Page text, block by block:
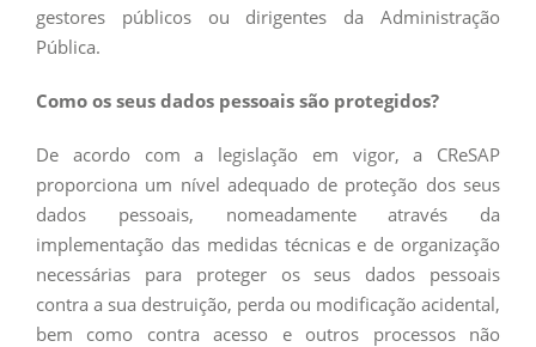
gestores públicos ou dirigentes da Administração
Pública.
Como os seus dados pessoais são protegidos?
De acordo com a legislação em vigor, a CReSAP
proporciona um nível adequado de proteção dos seus
dados pessoais, nomeadamente através da
implementação das medidas técnicas e de organização
necessárias para proteger os seus dados pessoais
contra a sua destruição, perda ou modificação acidental,
bem como contra acesso e outros processos não